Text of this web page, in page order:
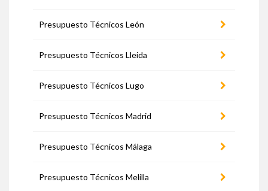
Presupuesto Técnicos León
Presupuesto Técnicos Lleida
Presupuesto Técnicos Lugo
Presupuesto Técnicos Madrid
Presupuesto Técnicos Málaga
Presupuesto Técnicos Melilla